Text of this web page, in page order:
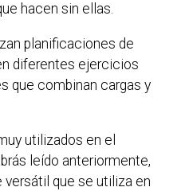
hacen sin ellas.
planificaciones de
diferentes ejercicios
que combinan cargas y
utilizados en el
leído anteriormente,
que se utiliza en